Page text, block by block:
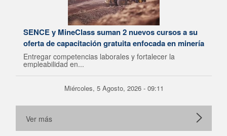
SENCE y MineClass suman 2 nuevos cursos a su
oferta de capacitación gratuita enfocada en minería
Entregar competencias laborales y fortalecer la
empleabilidad en...
Miércoles, 5 Agosto, 2026 - 09:11
Ver más